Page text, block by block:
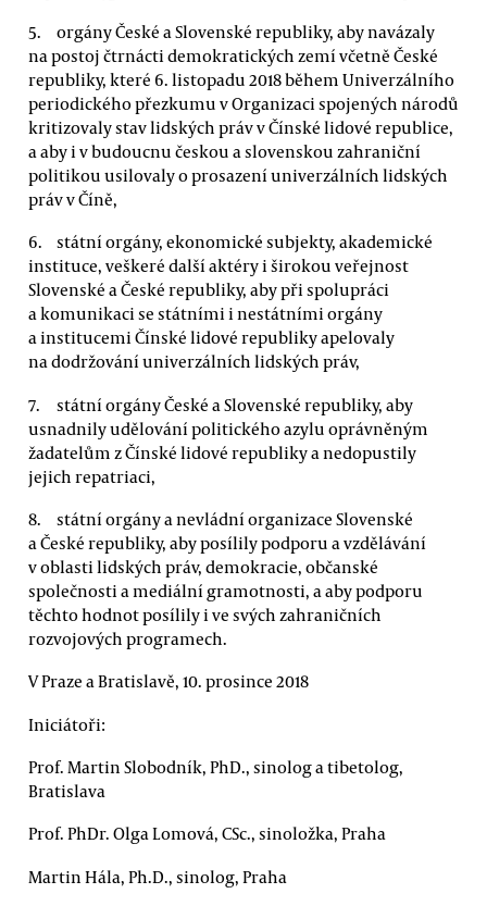
orgány České a Slovenské republiky, aby navázaly
na postoj čtrnácti demokratických zemí včetně České
republiky, které 6. listopadu 2018 během Univerzálního
periodického přezkumu v Organizaci spojených národů
kritizovaly stav lidských práv v Čínské lidové republice,
a aby i v budoucnu českou a slovenskou zahraniční
politikou usilovaly o prosazení univerzálních lidských
práv v Číně,
státní orgány, ekonomické subjekty, akademické
instituce, veškeré další aktéry i širokou veřejnost
Slovenské a České republiky, aby při spolupráci
a komunikaci se státními i nestátními orgány
a institucemi Čínské lidové republiky apelovaly
na dodržování univerzálních lidských práv,
státní orgány České a Slovenské republiky, aby
usnadnily udělování politického azylu oprávněným
žadatelům z Čínské lidové republiky a nedopustily
jejich repatriaci,
státní orgány a nevládní organizace Slovenské
a České republiky, aby posílily podporu a vzdělávání
v oblasti lidských práv, demokracie, občanské
společnosti a mediální gramotnosti, a aby podporu
těchto hodnot posílily i ve svých zahraničních
rozvojových programech.
V Praze a Bratislavě, 10. prosince 2018
Iniciátoři:
Prof. Martin Slobodník, PhD., sinolog a tibetolog,
Bratislava
Prof. PhDr. Olga Lomová, CSc., sinoložka, Praha
Martin Hála, Ph.D., sinolog, Praha